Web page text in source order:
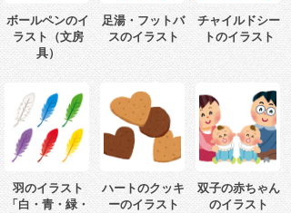
ボールペンのイ
ラスト（文房
具）
足湯・フットバ
スのイラスト
チャイルドシー
トのイラスト
羽のイラスト
「白・青・緑・
ハートのクッキ
ーのイラスト
双子の赤ちゃん
のイラスト